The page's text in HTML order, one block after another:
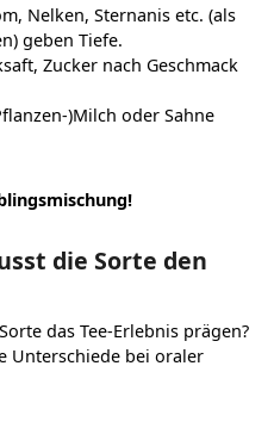
Nelken, Sternanis etc. (als
geben Tiefe.
Zucker nach Geschmack
)Milch oder Sahne
die Sorte den
das Tee-Erlebnis prägen?
Unterschiede bei oraler